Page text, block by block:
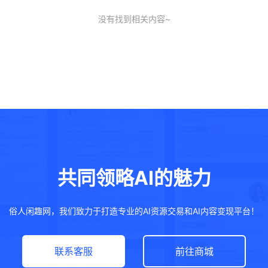
没有找到相关内容~
共同领略AI的魅力
俗人闲趣网，我们致力于打造专业的AI资源交易和AI内容变现平台！
联系客服 前往商城